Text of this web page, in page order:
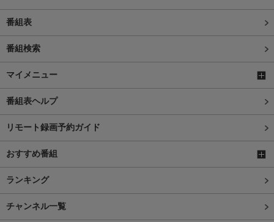
番組表
番組検索
マイメニュー
番組表ヘルプ
リモート録画予約ガイド
おすすめ番組
ランキング
チャンネル一覧